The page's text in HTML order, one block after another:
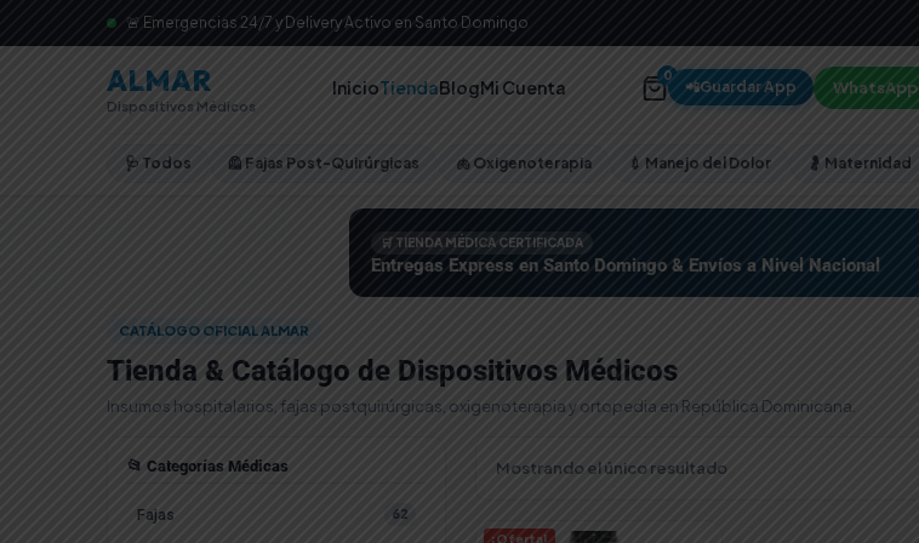
🚨 Emergencias 24/7 y Delivery Activo en Santo Domingo
ALMAR
Dispositivos Médicos
InicioTiendaBlogMi Cuenta
0
📲Guardar App WhatsApp
🩺 Todos 🦺 Fajas Post-Quirúrgicas 🫁 Oxigenoterapia 💉 Manejo del Dolor 🤰 Maternidad
🛒 TIENDA MÉDICA CERTIFICADA
Entregas Express en Santo Domingo & Envíos a Nivel Nacional
CATÁLOGO OFICIAL ALMAR
Tienda & Catálogo de Dispositivos Médicos
Insumos hospitalarios, fajas postquirúrgicas, oxigenoterapia y ortopedia en República Dominicana.
📂 Categorías Médicas
Fajas 62
Mostrando el único resultado
¡Oferta!